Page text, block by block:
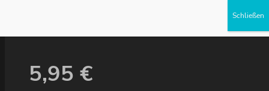
5,95 €